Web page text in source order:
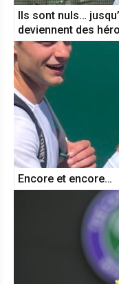
Ils sont nuls…
deviennent des
Encore et encore…